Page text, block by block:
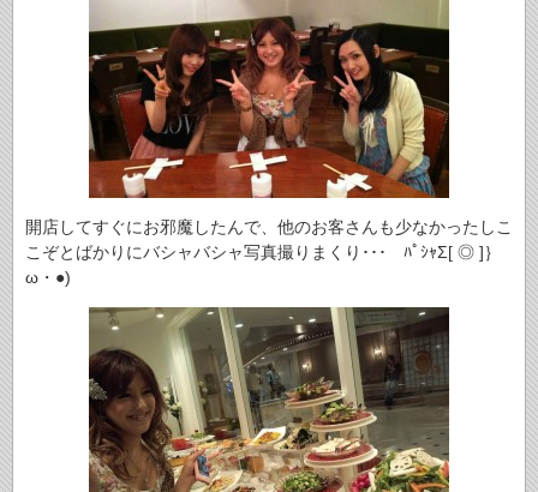
開店してすぐにお邪魔したんで、他のお客さんも少なかったしこ
こぞとばかりにバシャバシャ写真撮りまくり･･･ ﾊﾟｼｬΣ[ ◎ ]｝
ω・●)